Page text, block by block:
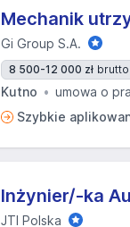
Mechanik
Gi Group S.A.
8 500-12 000 zł
Kutno umowa o
Szybkie
Inżynier/-ka
JTI Polska